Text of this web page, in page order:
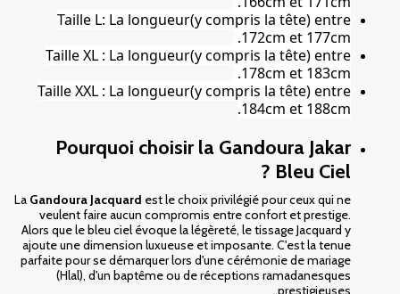
Taille L: La longueur(y compris la tête) entre
172cm et 177cm.
Taille XL : La longueur(y compris la tête) entre
178cm et 183cm.
Taille XXL : La longueur(y compris la tête) entre
184cm et 188cm.
Pourquoi choisir la Gandoura Jakar
Bleu Ciel ?
La Gandoura Jacquard est le choix privilégié pour ceux qui ne
veulent faire aucun compromis entre confort et prestige.
Alors que le bleu ciel évoque la légèreté, le tissage Jacquard y
ajoute une dimension luxueuse et imposante. C'est la tenue
parfaite pour se démarquer lors d'une cérémonie de mariage
(Hlal), d'un baptême ou de réceptions ramadanesques
prestigieuses.